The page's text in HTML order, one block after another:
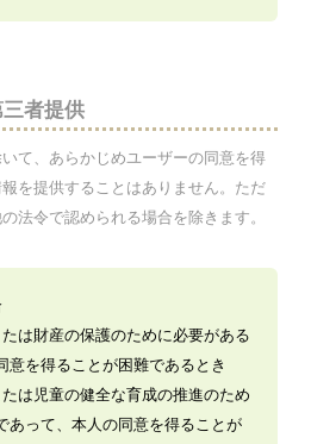
者提供
て、あらかじめユーザーの同意を得
を提供することはありません。ただ
法令で認められる場合を除きます。
たは財産の保護のために必要がある
意を得ることが困難であるとき
たは児童の健全な育成の推進のため
あって、本人の同意を得ることが